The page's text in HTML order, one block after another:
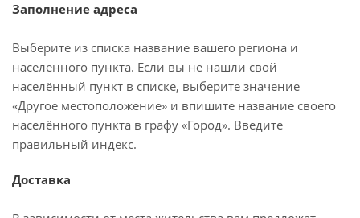
Заполнение адреса
Выберите из списка название вашего региона и
населённого пункта. Если вы не нашли свой
населённый пункт в списке, выберите значение
«Другое местоположение» и впишите название своего
населённого пункта в графу «Город». Введите
правильный индекс.
Доставка